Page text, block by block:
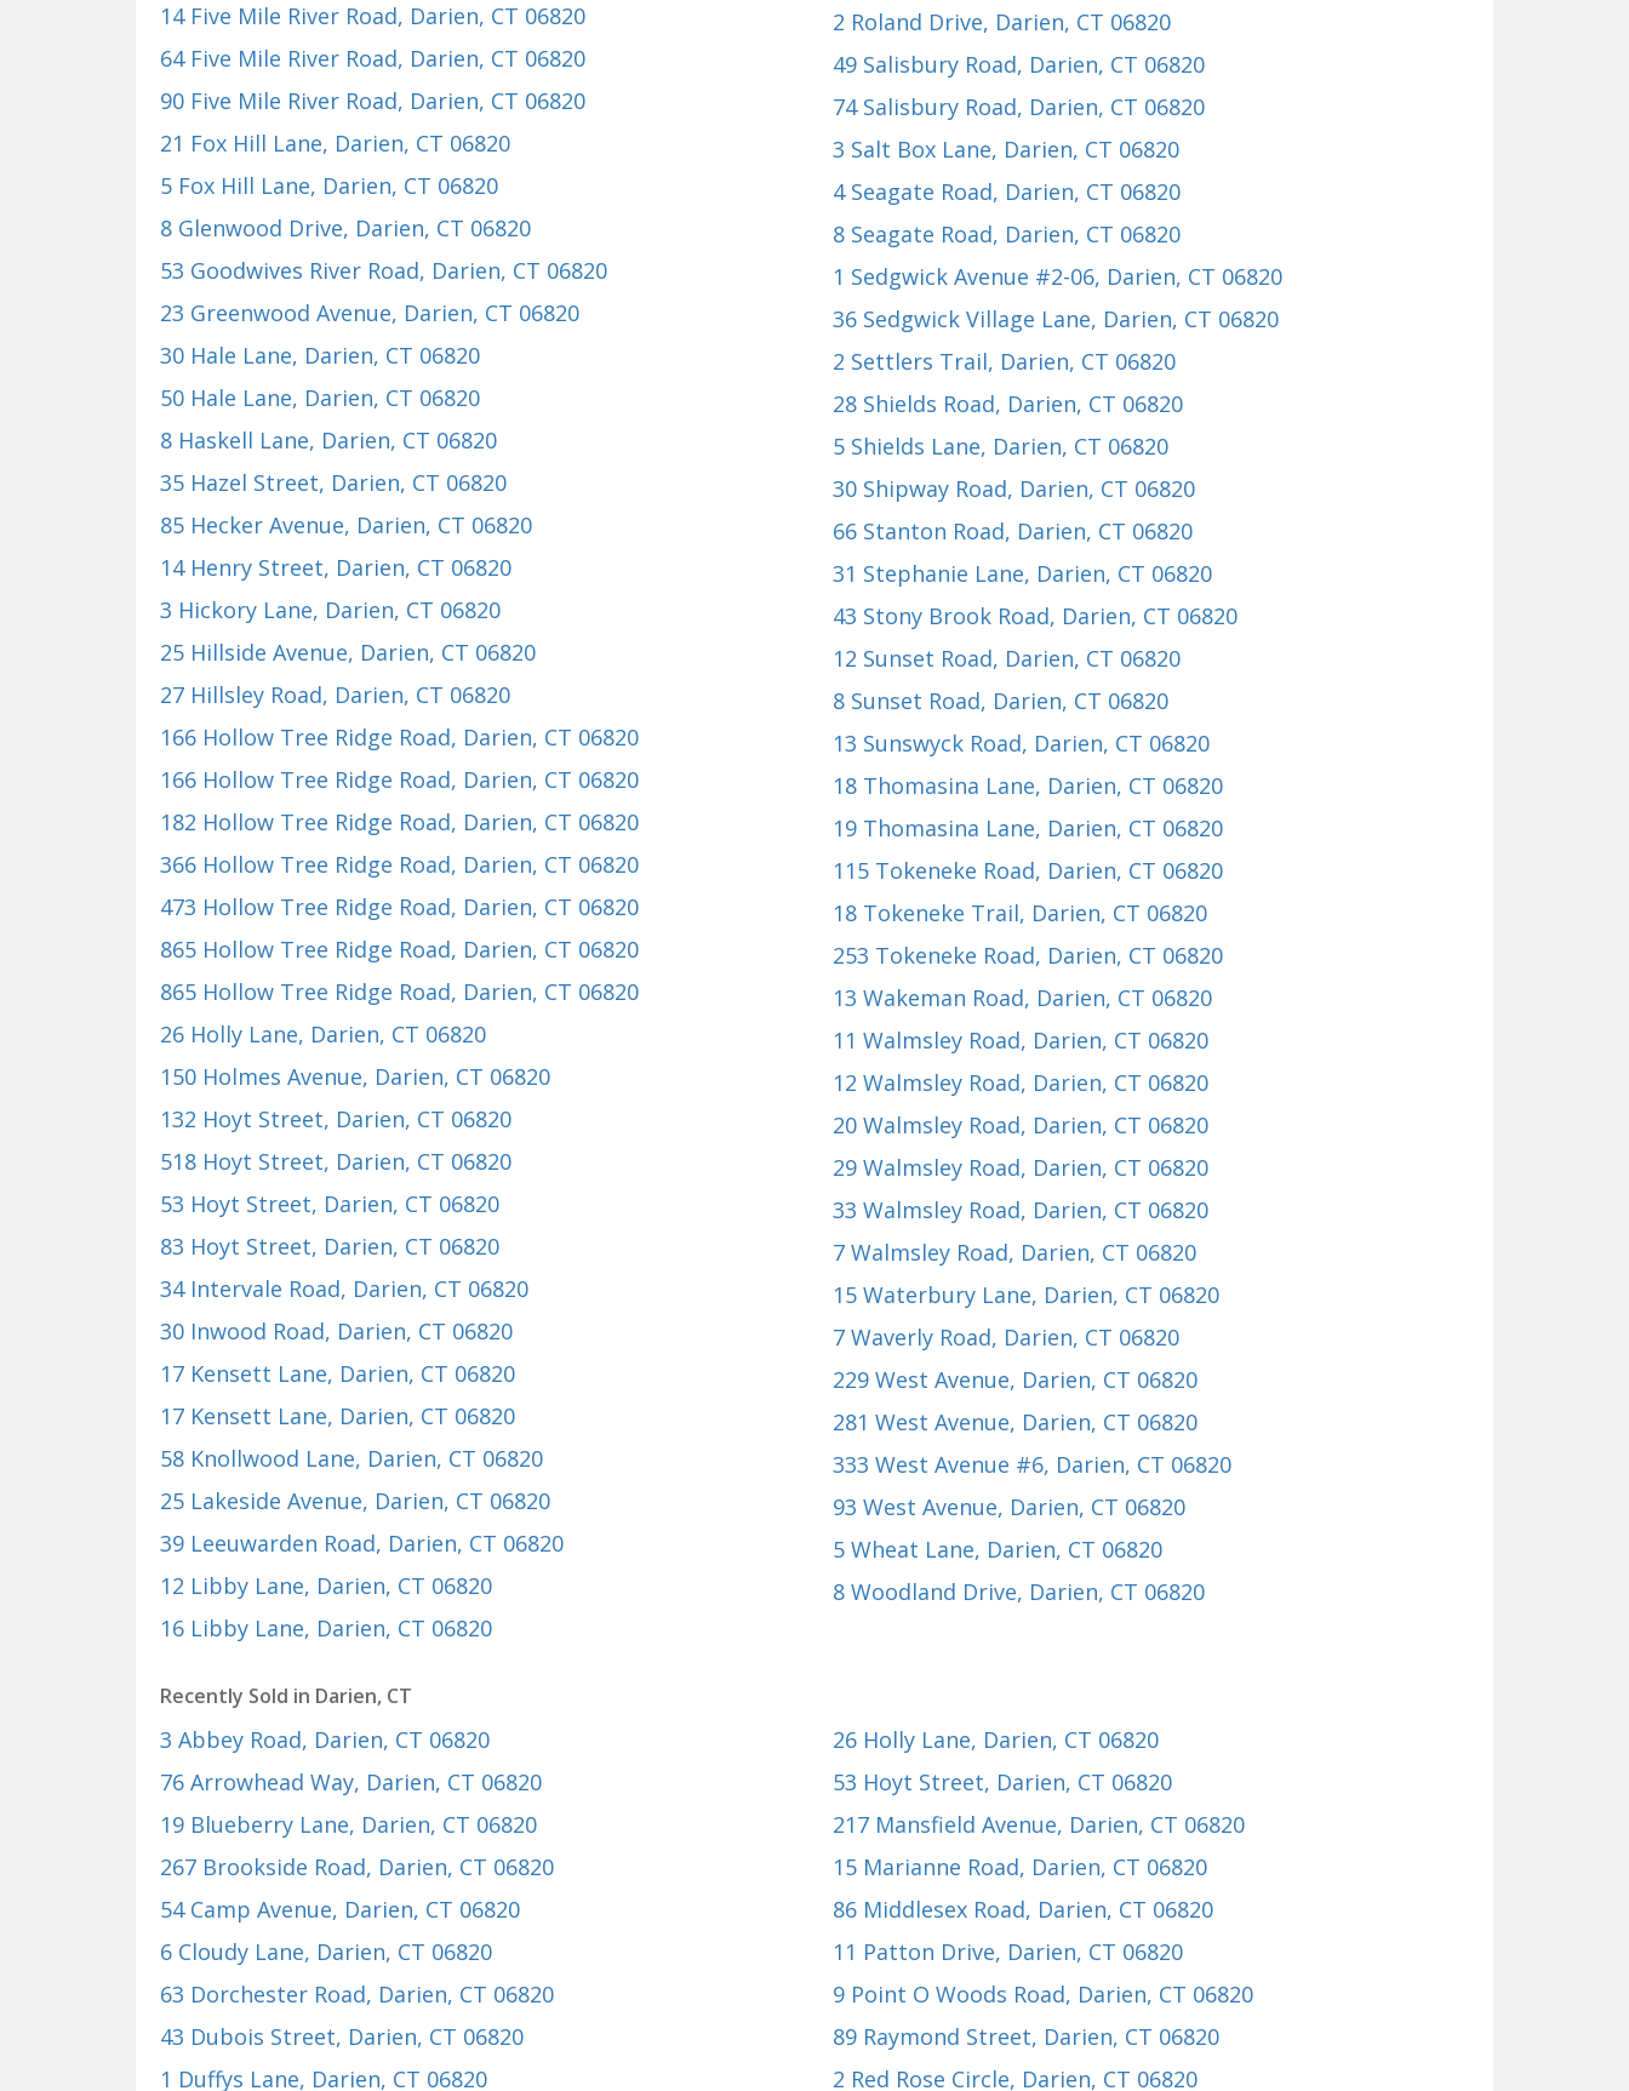
14 Five Mile River Road, Darien, CT 06820
64 Five Mile River Road, Darien, CT 06820
90 Five Mile River Road, Darien, CT 06820
21 Fox Hill Lane, Darien, CT 06820
5 Fox Hill Lane, Darien, CT 06820
8 Glenwood Drive, Darien, CT 06820
53 Goodwives River Road, Darien, CT 06820
23 Greenwood Avenue, Darien, CT 06820
30 Hale Lane, Darien, CT 06820
50 Hale Lane, Darien, CT 06820
8 Haskell Lane, Darien, CT 06820
35 Hazel Street, Darien, CT 06820
85 Hecker Avenue, Darien, CT 06820
14 Henry Street, Darien, CT 06820
3 Hickory Lane, Darien, CT 06820
25 Hillside Avenue, Darien, CT 06820
27 Hillsley Road, Darien, CT 06820
166 Hollow Tree Ridge Road, Darien, CT 06820
166 Hollow Tree Ridge Road, Darien, CT 06820
182 Hollow Tree Ridge Road, Darien, CT 06820
366 Hollow Tree Ridge Road, Darien, CT 06820
473 Hollow Tree Ridge Road, Darien, CT 06820
865 Hollow Tree Ridge Road, Darien, CT 06820
865 Hollow Tree Ridge Road, Darien, CT 06820
26 Holly Lane, Darien, CT 06820
150 Holmes Avenue, Darien, CT 06820
132 Hoyt Street, Darien, CT 06820
518 Hoyt Street, Darien, CT 06820
53 Hoyt Street, Darien, CT 06820
83 Hoyt Street, Darien, CT 06820
34 Intervale Road, Darien, CT 06820
30 Inwood Road, Darien, CT 06820
17 Kensett Lane, Darien, CT 06820
17 Kensett Lane, Darien, CT 06820
58 Knollwood Lane, Darien, CT 06820
25 Lakeside Avenue, Darien, CT 06820
39 Leeuwarden Road, Darien, CT 06820
12 Libby Lane, Darien, CT 06820
16 Libby Lane, Darien, CT 06820
2 Roland Drive, Darien, CT 06820
49 Salisbury Road, Darien, CT 06820
74 Salisbury Road, Darien, CT 06820
3 Salt Box Lane, Darien, CT 06820
4 Seagate Road, Darien, CT 06820
8 Seagate Road, Darien, CT 06820
1 Sedgwick Avenue #2-06, Darien, CT 06820
36 Sedgwick Village Lane, Darien, CT 06820
2 Settlers Trail, Darien, CT 06820
28 Shields Road, Darien, CT 06820
5 Shields Lane, Darien, CT 06820
30 Shipway Road, Darien, CT 06820
66 Stanton Road, Darien, CT 06820
31 Stephanie Lane, Darien, CT 06820
43 Stony Brook Road, Darien, CT 06820
12 Sunset Road, Darien, CT 06820
8 Sunset Road, Darien, CT 06820
13 Sunswyck Road, Darien, CT 06820
18 Thomasina Lane, Darien, CT 06820
19 Thomasina Lane, Darien, CT 06820
115 Tokeneke Road, Darien, CT 06820
18 Tokeneke Trail, Darien, CT 06820
253 Tokeneke Road, Darien, CT 06820
13 Wakeman Road, Darien, CT 06820
11 Walmsley Road, Darien, CT 06820
12 Walmsley Road, Darien, CT 06820
20 Walmsley Road, Darien, CT 06820
29 Walmsley Road, Darien, CT 06820
33 Walmsley Road, Darien, CT 06820
7 Walmsley Road, Darien, CT 06820
15 Waterbury Lane, Darien, CT 06820
7 Waverly Road, Darien, CT 06820
229 West Avenue, Darien, CT 06820
281 West Avenue, Darien, CT 06820
333 West Avenue #6, Darien, CT 06820
93 West Avenue, Darien, CT 06820
5 Wheat Lane, Darien, CT 06820
8 Woodland Drive, Darien, CT 06820
Recently Sold in Darien, CT
3 Abbey Road, Darien, CT 06820
76 Arrowhead Way, Darien, CT 06820
19 Blueberry Lane, Darien, CT 06820
267 Brookside Road, Darien, CT 06820
54 Camp Avenue, Darien, CT 06820
6 Cloudy Lane, Darien, CT 06820
63 Dorchester Road, Darien, CT 06820
43 Dubois Street, Darien, CT 06820
1 Duffys Lane, Darien, CT 06820
26 Holly Lane, Darien, CT 06820
53 Hoyt Street, Darien, CT 06820
217 Mansfield Avenue, Darien, CT 06820
15 Marianne Road, Darien, CT 06820
86 Middlesex Road, Darien, CT 06820
11 Patton Drive, Darien, CT 06820
9 Point O Woods Road, Darien, CT 06820
89 Raymond Street, Darien, CT 06820
2 Red Rose Circle, Darien, CT 06820